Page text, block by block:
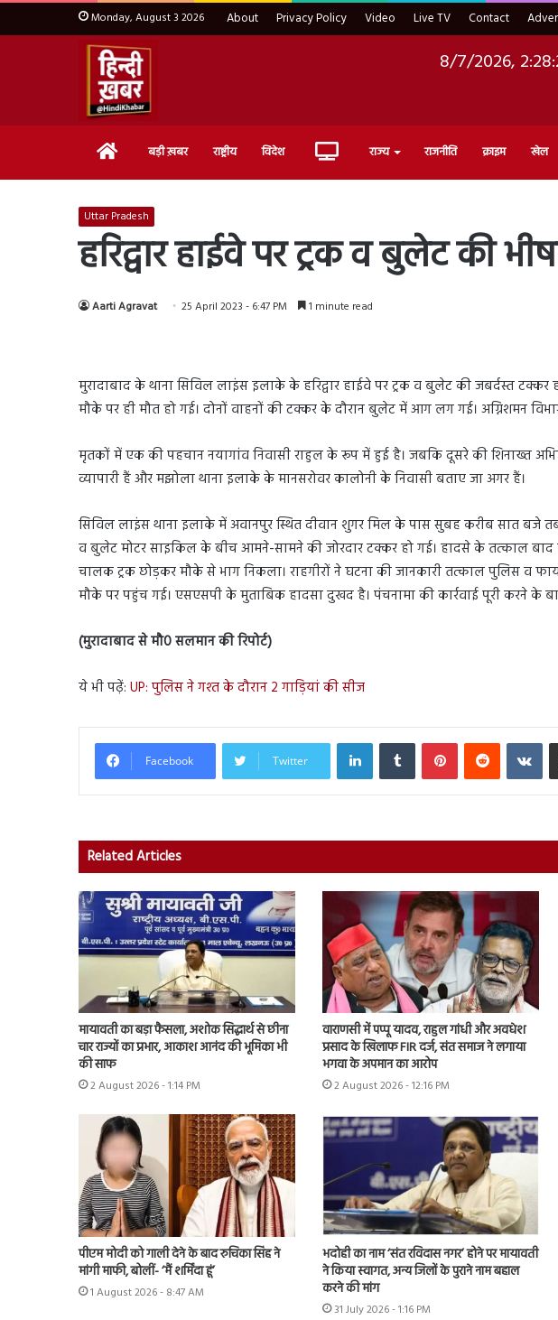
Monday, August 3 2026 About Privacy Policy Video Live TV Contact
8/7/2026,
Home बड़ी ख़बर राष्ट्रीय विदेश Live राज्य राजनीति क्राइम खेल
Uttar Pradesh
हरिद्वार हाईवे पर ट्रक व बुलेट की
Aarti Agravat 25 April 2023 - 6:47 PM 1 minute read
मुरादाबाद के थाना सिविल लाइंस इलाके के हरिद्वार हाईवे पर ट्रक व बुलेट की जबर्दस्त
मौके पर ही मौत हो गई। दोनों वाहनों की टक्कर के दौरान बुलेट में आग लग गई। अग्निशमन
मृतकों में एक की पहचान नयागांव निवासी राहुल के रूप में हुई है। जबकि दूसरे की शिनाख्त
व्यापारी हैं और मझोला थाना इलाके के मानसरोवर कालोनी के निवासी बताए जा अगर हैं।
सिविल लाइंस थाना इलाके में अवानपुर स्थित दीवान शुगर मिल के पास सुबह करीब सात बजे
व बुलेट मोटर साइकिल के बीच आमने-सामने की जोरदार टक्कर हो गई। हादसे के तत्काल
चालक ट्रक छोड़कर मौके से भाग निकला। राहगीरों ने घटना की जानकारी तत्काल पुलिस व
मौके पर पहुंच गई। एसएसपी के मुताबिक हादसा दुखद है। पंचनामा की कार्रवाई पूरी करने के
(मुरादाबाद से मौ0 सलमान की रिपोर्ट)
ये भी पढ़ें: UP: पुलिस ने गश्त के दौरान 2 गाड़ियां की सीज
Facebook Twitter
LinkedInTumblr PinterestReddit
Related Articles
मायावती का बड़ा फैसला, अशोक सिद्धार्थ से छीना
चार राज्यों का प्रभार, आकाश आनंद की भूमिका भी
की साफ
2 August 2026 - 1:14 PM
वाराणसी में पप्पू यादव, राहुल गांधी और अवधेश
प्रसाद के खिलाफ FIR दर्ज, संत समाज ने लगाया
भगवा के अपमान का आरोप
2 August 2026 - 12:16 PM
पीएम मोदी को गाली देने के बाद रुचिका सिंह ने
मांगी माफी, बोलीं- ‘मैं शर्मिंदा हूं’
1 August 2026 - 8:47 AM
भदोही का नाम ‘संत रविदास नगर’ होने पर मायावती
ने किया स्वागत, अन्य जिलों के पुराने नाम बहाल
करने की मांग
31 July 2026 - 1:16 PM